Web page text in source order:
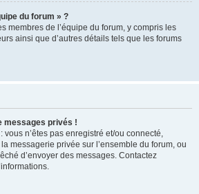
du forum » ?
membres de l’équipe du forum, y compris les
ainsi que d’autres détails tels que les forums
messages privés !
vous n’êtes pas enregistré et/ou connecté,
messagerie privée sur l’ensemble du forum, ou
d’envoyer des messages. Contactez